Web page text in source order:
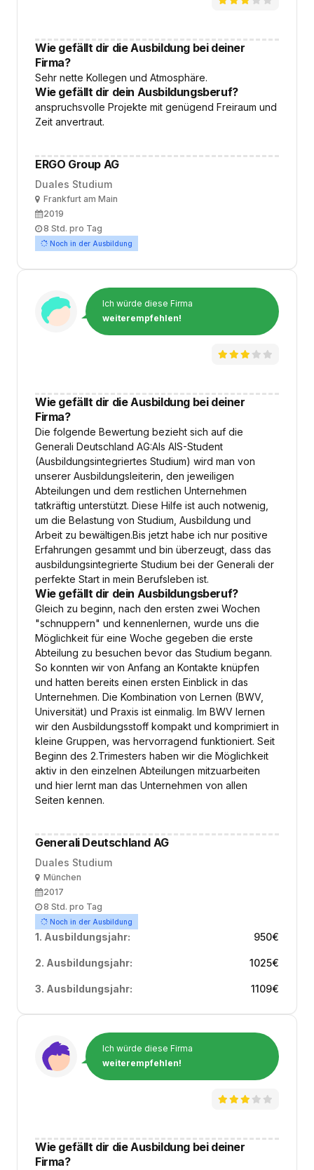
Wie gefällt dir die Ausbildung bei deiner
Firma?
Sehr nette Kollegen und Atmosphäre.
Wie gefällt dir dein Ausbildungsberuf?
anspruchsvolle Projekte mit genügend Freiraum und
Zeit anvertraut.
ERGO Group AG
Duales Studium
OrtFrankfurt am Main
Ausbildungsbeginn
2019
Arbeitszeit
8 Std. pro Tag
Noch in der Ausbildung
Ich würde diese Firma
weiterempfehlen!
Wie gefällt dir die Ausbildung bei deiner
Firma?
Die folgende Bewertung bezieht sich auf die
Generali Deutschland AG:Als AIS-Student
(Ausbildungsintegriertes Studium) wird man von
unserer Ausbildungsleiterin, den jeweiligen
Abteilungen und dem restlichen Unternehmen
tatkräftig unterstützt. Diese Hilfe ist auch notwenig,
um die Belastung von Studium, Ausbildung und
Arbeit zu bewältigen.Bis jetzt habe ich nur positive
Erfahrungen gesammt und bin überzeugt, dass das
ausbildungsintegrierte Studium bei der Generali der
perfekte Start in mein Berufsleben ist.
Wie gefällt dir dein Ausbildungsberuf?
Gleich zu beginn, nach den ersten zwei Wochen
"schnuppern" und kennenlernen, wurde uns die
Möglichkeit für eine Woche gegeben die erste
Abteilung zu besuchen bevor das Studium begann.
So konnten wir von Anfang an Kontakte knüpfen
und hatten bereits einen ersten Einblick in das
Unternehmen. Die Kombination von Lernen (BWV,
Universität) und Praxis ist einmalig. Im BWV lernen
wir den Ausbildungsstoff kompakt und komprimiert in
kleine Gruppen, was hervorragend funktioniert. Seit
Beginn des 2.Trimesters haben wir die Möglichkeit
aktiv in den einzelnen Abteilungen mitzuarbeiten
und hier lernt man das Unternehmen von allen
Seiten kennen.
Generali Deutschland AG
Duales Studium
OrtMünchen
Ausbildungsbeginn
2017
Arbeitszeit
8 Std. pro Tag
Noch in der Ausbildung
1. Ausbildungsjahr: 950€
2. Ausbildungsjahr: 1025€
3. Ausbildungsjahr: 1109€
Ich würde diese Firma
weiterempfehlen!
Wie gefällt dir die Ausbildung bei deiner
Firma?